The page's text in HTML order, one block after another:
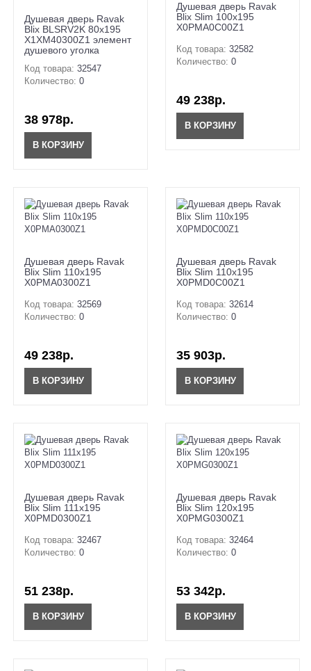
Душевая дверь Ravak
Blix BLSRV2K 80х195
X1XM40300Z1 элемент
душевого уголка
Код товара: 32547
Количество: 0
38 978р.
В КОРЗИНУ
Душевая дверь Ravak
Blix Slim 100x195
X0PMA0C00Z1
Код товара: 32582
Количество: 0
49 238р.
В КОРЗИНУ
Душевая дверь Ravak
Blix Slim 110x195
X0PMA0300Z1
Код товара: 32569
Количество: 0
49 238р.
В КОРЗИНУ
Душевая дверь Ravak
Blix Slim 110x195
X0PMD0C00Z1
Код товара: 32614
Количество: 0
35 903р.
В КОРЗИНУ
Душевая дверь Ravak
Blix Slim 111x195
X0PMD0300Z1
Код товара: 32467
Количество: 0
51 238р.
В КОРЗИНУ
Душевая дверь Ravak
Blix Slim 120x195
X0PMG0300Z1
Код товара: 32464
Количество: 0
53 342р.
В КОРЗИНУ